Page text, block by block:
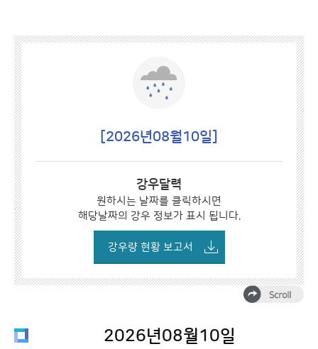
[2026년08월10일]
강우달력
원하시는 날짜를 클릭하시면
해당날짜의 강우 정보가 표시 됩니다.
강우량 현황 보고서
2026년08월10일